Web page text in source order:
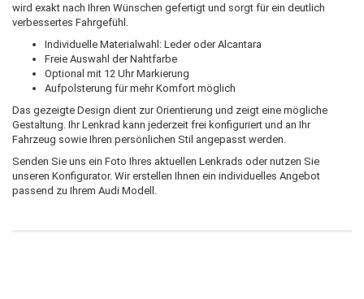
wird exakt nach Ihren Wünschen gefertigt und sorgt für ein deutlich
verbessertes Fahrgefühl.
Individuelle Materialwahl: Leder oder Alcantara
Freie Auswahl der Nahtfarbe
Optional mit 12 Uhr Markierung
Aufpolsterung für mehr Komfort möglich
Das gezeigte Design dient zur Orientierung und zeigt eine mögliche
Gestaltung. Ihr Lenkrad kann jederzeit frei konfiguriert und an Ihr
Fahrzeug sowie Ihren persönlichen Stil angepasst werden.
Senden Sie uns ein Foto Ihres aktuellen Lenkrads oder nutzen Sie
unseren Konfigurator. Wir erstellen Ihnen ein individuelles Angebot
passend zu Ihrem Audi Modell.